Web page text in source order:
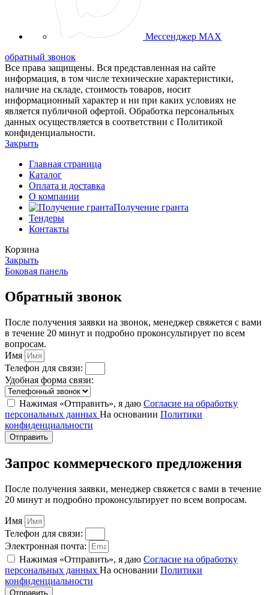
Мессенджер MAX
обратный звонок
Все права защищены. Вся представленная на сайте
информация, в том числе технические характеристики,
наличие на складе, стоимость товаров, носит
информационный характер и ни при каких условиях не
является публичной офертой. Обработка персональных
данных осуществляется в соответствии с Политикой
конфиденциальности.
Закрыть
Главная страница
Каталог
Оплата и доставка
О компании
Получение гранта
Тендеры
Контакты
Корзина
Закрыть
Боковая панель
Обратный звонок
После получения заявки на звонок, менеджер свяжется с вами
в течение 20 минут и подробно проконсультирует по всем
вопросам.
Имя
Телефон для связи:
Удобная форма связи:
Нажимая «Отправить», я даю Согласие на обработку
персональных данных На основании Политики
конфиденциальности
Отправить
Запрос коммерческого предложения
После получения заявки, менеджер свяжется с вами в течение
20 минут и подробно проконсультирует по всем вопросам.
Имя
Телефон для связи:
Электронная почта:
Нажимая «Отправить», я даю Согласие на обработку
персональных данных На основании Политики
конфиденциальности
Отправить